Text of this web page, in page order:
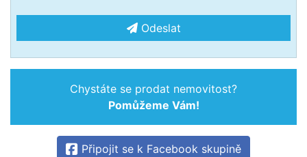
Odeslat
Chystáte se prodat nemovitost?
Pomůžeme Vám!
Připojit se k Facebook skupině